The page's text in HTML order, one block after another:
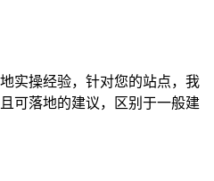
实操经验，针对您的站点，我
可落地的建议，区别于一般建